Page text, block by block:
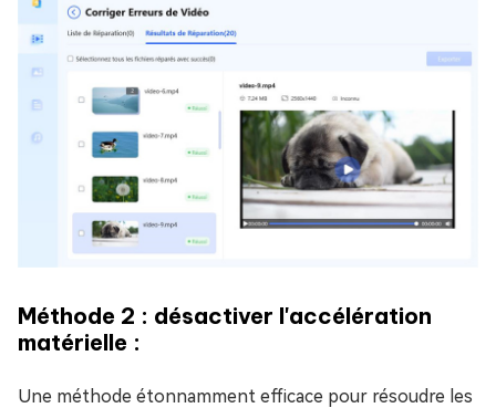
Méthode 2 : désactiver l'accélération
matérielle :
Une méthode étonnamment efficace pour résoudre les